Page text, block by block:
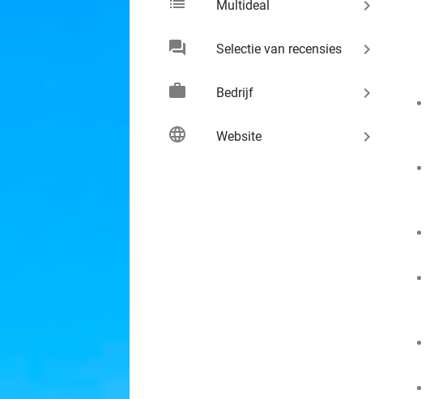
list Multideal keyboard_arrow_right
chat Selectie van recensies keyboard_arrow_right
work Bedrijf keyboard_arrow_right
language Website keyboard_arrow_right